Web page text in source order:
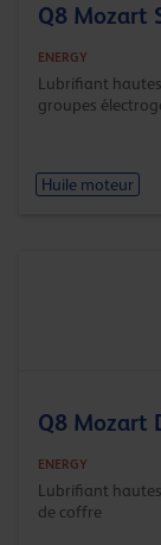
Q8 Mozart
ENERGY
Lubrifiant
groupes
Huile moteur
Q8 Mozart
ENERGY
Lubrifiant
de coffre